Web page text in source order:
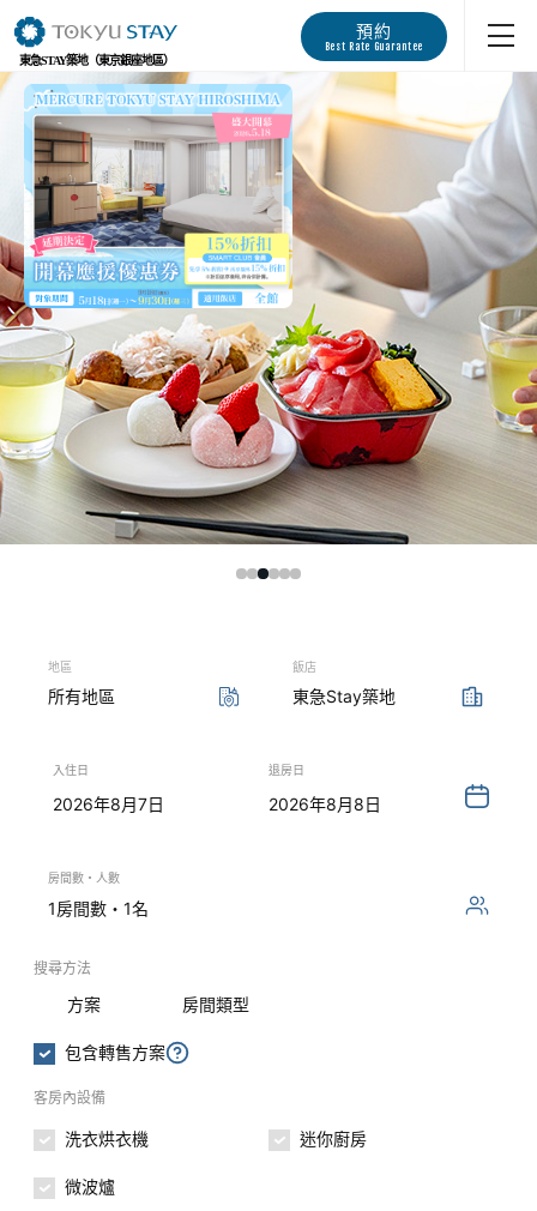
東急STAY築地（東京銀座地區）
預約
Best Rate Guarantee
地區
所有地區
飯店
東急Stay築地
入住日
2026年8月7日
退房日
2026年8月8日
房間數・人數
1房間數・1名
搜尋方法
方案 房間類型
包含轉售方案
客房內設備
洗衣烘衣機 迷你廚房
微波爐